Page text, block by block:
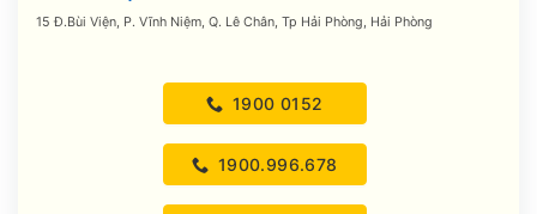
15 Đ.Bùi Viện, P. Vĩnh Niệm, Q. Lê Chân, Tp Hải Phòng, Hải Phòng
1900 0152
1900.996.678